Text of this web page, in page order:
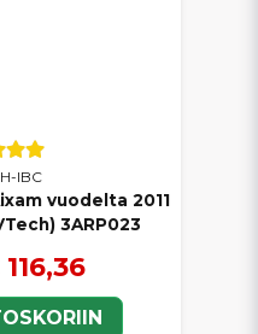
tai
hinnat.
IBC
vuodelta 2011
3ARP023